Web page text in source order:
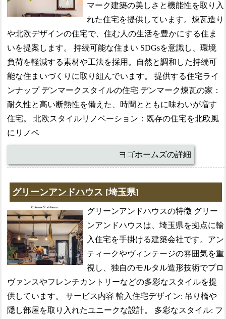
マーク建築の美しさと機能性を取り入
れた住宅を提供しています。煉瓦造り
や北欧デザインの住宅で、住む人の生活を豊かにする住ま
いを提案します。 持続可能な住まい SDGsを意識し、環境
負荷を軽減する素材や工法を採用。自然と調和した持続可
能な住まいづくりに取り組んでいます。 提供する住宅ライ
ンナップ デンマークスタイルの住宅 デンマーク煉瓦の家：
耐久性と高い断熱性を備えた、時間とともに味わいが増す
住宅。 北欧スタイルリノベーション：既存の住宅を北欧風
にリノベ
ヨゴホームズの詳細
グリーンアンドハウス [埼玉県]
グリーンアンドハウスの特徴 グリー
ンアンドハウスは、埼玉県を拠点に輸
入住宅を手掛ける建築会社です。アン
ティークやヴィンテージの雰囲気を重
視し、独自のモルタル造形技術でプロ
ヴァンスやフレンチカントリーなどの多彩なスタイルを提
供しています。 サービス内容 輸入住宅デザイン: 吊り橋や
隠し部屋を取り入れたユニークな設計。 多彩なスタイル: フ